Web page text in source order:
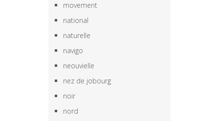
movement
national
naturelle
navigo
neouvielle
nez de jobourg
noir
nord